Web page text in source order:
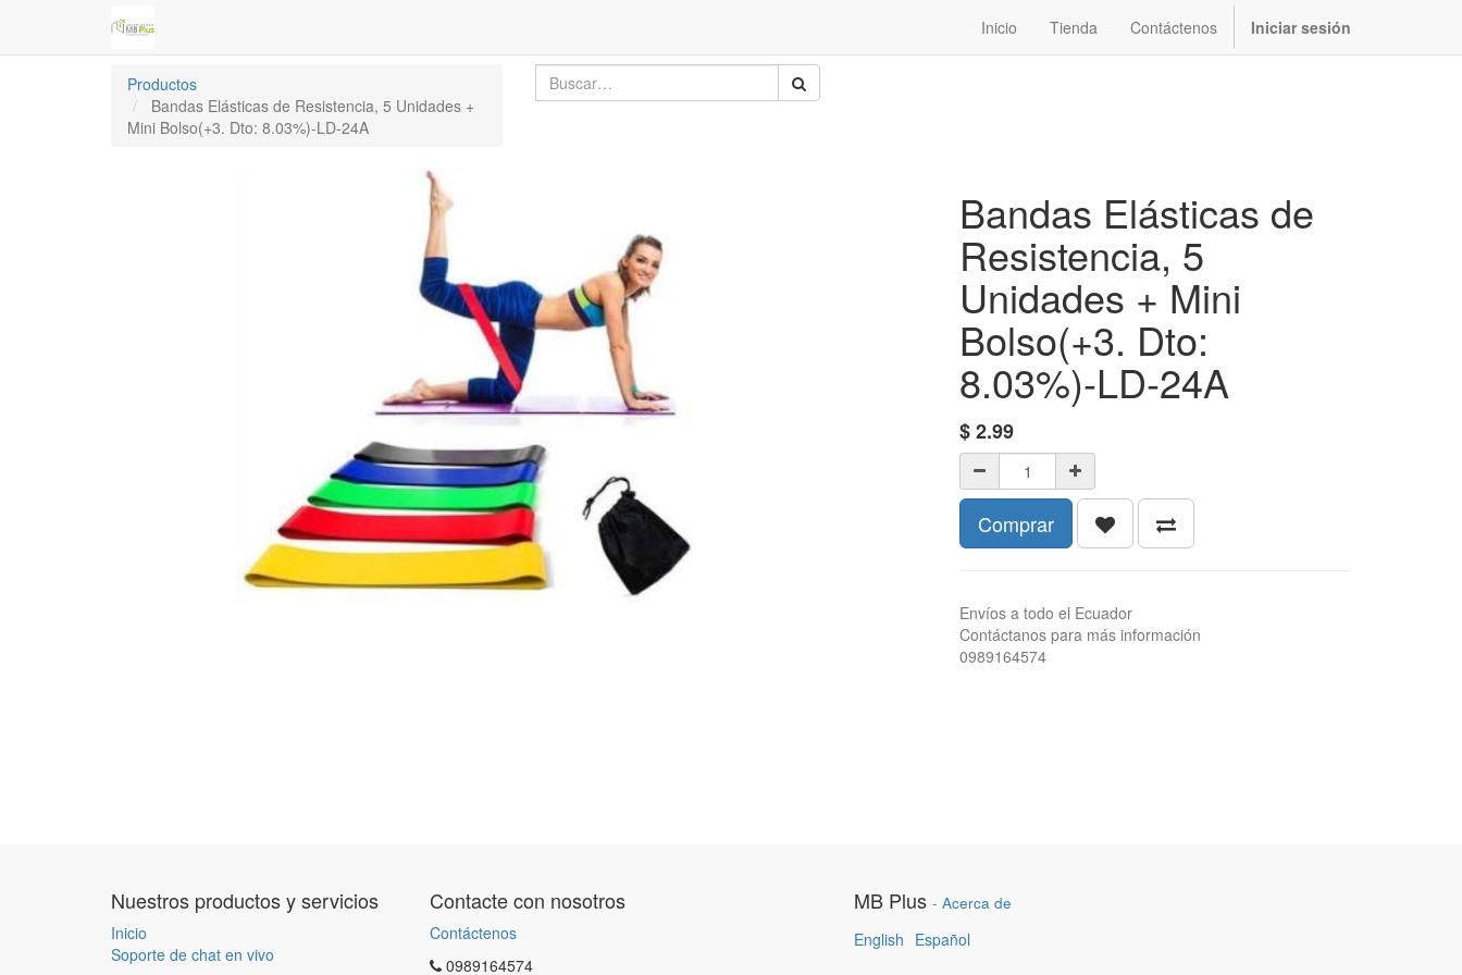
Inicio Tienda Contáctenos Iniciar sesión
Productos
Bandas Elásticas de Resistencia, 5 Unidades +
Mini Bolso(+3. Dto: 8.03%)-LD-24A
Bandas Elásticas de
Resistencia, 5
Unidades + Mini
Bolso(+3. Dto:
8.03%)-LD-24A
$2.99
Comprar
Envíos a todo el Ecuador
Contáctanos para más información
0989164574
Nuestros productos y servicios
Inicio
Soporte de chat en vivo
Contacte con nosotros
Contáctenos
0989164574
MB Plus - Acerca de
English Español